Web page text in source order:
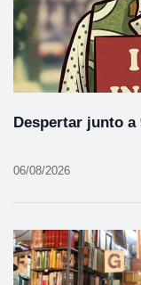
Despertar junto a
06/08/2026